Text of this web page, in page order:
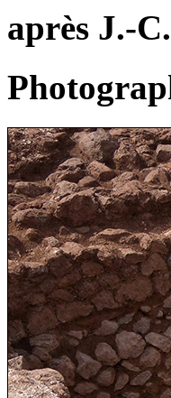
après J.-C.